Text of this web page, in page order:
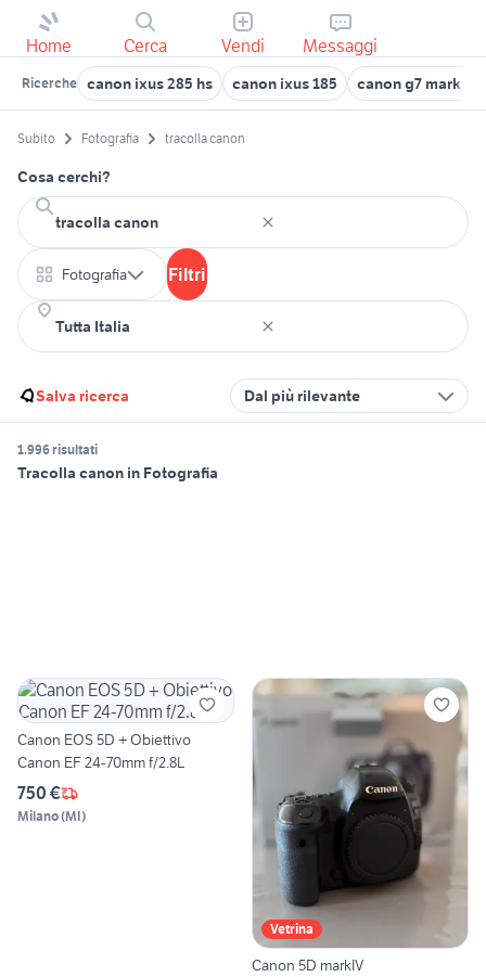
Home Cerca Vendi Messaggi
Ricerche canon ixus 285 hs canon ixus 185 canon g7 mark ii
Subito Fotografia tracolla canon
Cosa cerchi?
Fotografia Filtri
Salva ricerca Dal più rilevante
1.996 risultati
Tracolla canon in Fotografia
Canon EOS 5D + Obiettivo
Canon EF 24-70mm f/2.8L
750 €
Milano(MI)
Vetrina
Canon 5D markIV